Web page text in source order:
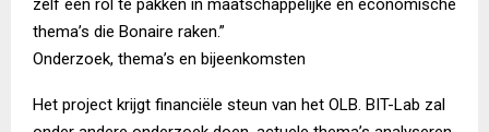
zelf een rol te pakken in maatschappelijke en economische
thema’s die Bonaire raken.”
Onderzoek, thema’s en bijeenkomsten
Het project krijgt financiële steun van het OLB. BIT-Lab zal